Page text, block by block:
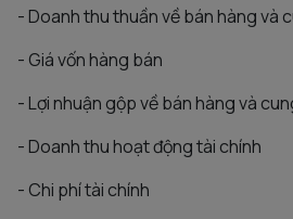
- Doanh thu thuần về bán hàng và
- Giá vốn hàng bán
- Lợi nhuận gộp về bán hàng và
- Doanh thu hoạt động tài chính
- Chi phí tài chính